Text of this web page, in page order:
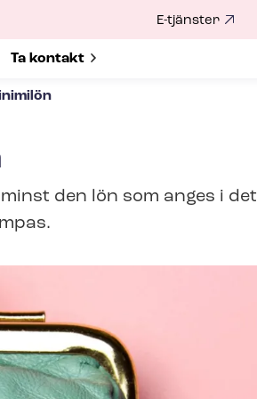
Show submenu for
Ta kontakt
E-tjänster
den lön som anges i det